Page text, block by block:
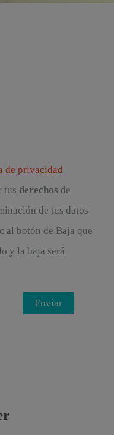
de privacidad
tus derechos de
de tus datos
al botón de Baja que
y la baja será